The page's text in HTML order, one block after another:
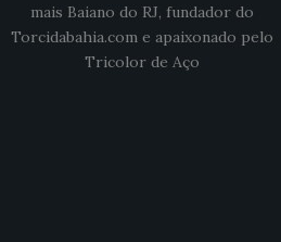
mais Baiano do RJ, fundador do
Torcidabahia.com e apaixonado pelo
Tricolor de Aço